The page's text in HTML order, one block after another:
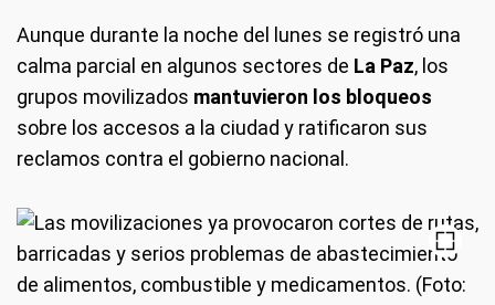
Aunque durante la noche del lunes se registró una
calma parcial en algunos sectores de La Paz, los
grupos movilizados mantuvieron los bloqueos
sobre los accesos a la ciudad y ratificaron sus
reclamos contra el gobierno nacional.